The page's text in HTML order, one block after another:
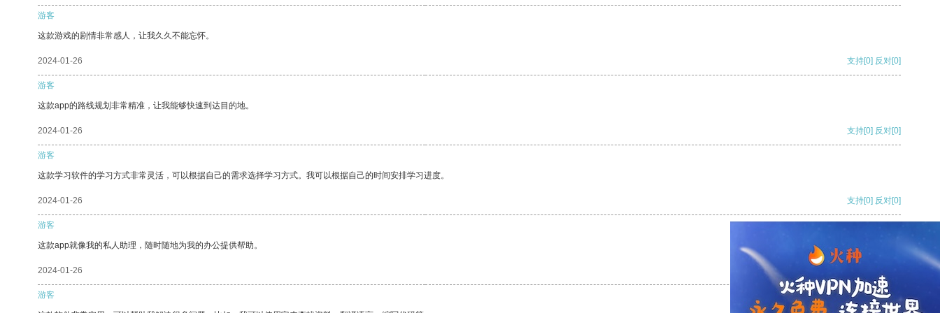
游客
这款游戏的剧情非常感人，让我久久不能忘怀。
2024-01-26 支持[0] 反对[0]
游客
这款app的路线规划非常精准，让我能够快速到达目的地。
2024-01-26 支持[0] 反对[0]
游客
这款学习软件的学习方式非常灵活，可以根据自己的需求选择学习方式。我可以根据自己的时间安排学习进度。
2024-01-26 支持[0] 反对[0]
游客
这款app就像我的私人助理，随时随地为我的办公提供帮助。
2024-01-26
游客